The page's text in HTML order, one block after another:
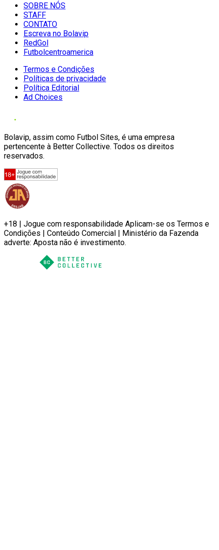
SOBRE NÓS
STAFF
CONTATO
Escreva no Bolavip
RedGol
Futbolcentroamerica
Termos e Condições
Políticas de privacidade
Política Editorial
Ad Choices
Bolavip, assim como Futbol Sites, é uma empresa
pertencente à Better Collective. Todos os direitos
reservados.
+18 | Jogue com responsabilidade Aplicam-se os Termos e
Condições | Conteúdo Comercial | Ministério da Fazenda
adverte: Aposta não é investimento.